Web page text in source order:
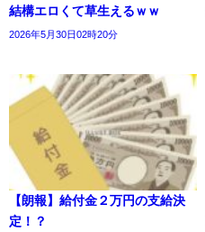
結構エロくて草生えるｗｗ
2026年5月30日02時20分
【朗報】給付金２万円の支給決
定！？